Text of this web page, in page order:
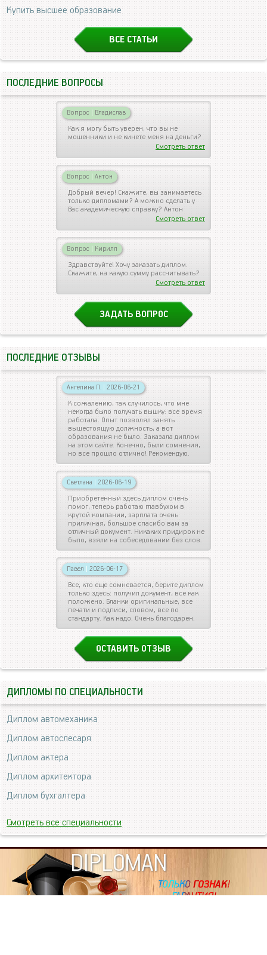
Купить высшее образование
ВСЕ СТАТЬИ
ПОСЛЕДНИЕ ВОПРОСЫ
Вопрос | Владислав
Как я могу быть уверен, что вы не
мошенники и не кинете меня на деньги?
Смотреть ответ
Вопрос | Антон
Добрый вечер! Скажите, вы занимаетесь
только дипломами? А можно сделать у
Вас академическую справку? Антон
Смотреть ответ
Вопрос | Кирилл
Здравствуйте! Хочу заказать диплом.
Скажите, на какую сумму рассчитывать?
Смотреть ответ
ЗАДАТЬ ВОПРОС
ПОСЛЕДНИЕ ОТЗЫВЫ
Ангелина П. | 2026-06-21
К сожалению, так случилось, что мне
некогда было получать вышку: все время
работала. Опыт позволял занять
вышестоящую должность, а вот
образования не было. Заказала диплом
на этом сайте. Конечно, были сомнения,
но все прошло отлично! Рекомендую.
Светлана | 2026-06-19
Приобретенный здесь диплом очень
помог, теперь работаю главбухом в
крутой компании, зарплата очень
приличная, большое спасибо вам за
отличный документ. Никаких придирок не
было, взяли на собеседовании без слов.
Павел | 2026-06-17
Все, кто еще сомневается, берите диплом
только здесь: получил документ, все как
положено. Бланки оригинальные, все
печати и подписи, словом, все по
стандарту. Как надо. Очень благодарен.
ОСТАВИТЬ ОТЗЫВ
ДИПЛОМЫ ПО СПЕЦИАЛЬНОСТИ
Диплом автомеханика
Диплом автослесаря
Диплом актера
Диплом архитектора
Диплом бухгалтера
Смотреть все специальности
DIPLOMAN